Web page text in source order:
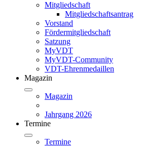
Mitgliedschaft
Mitgliedschaftsantrag
Vorstand
Fördermitgliedschaft
Satzung
MyVDT
MyVDT-Community
VDT-Ehrenmedaillen
Magazin
Magazin
Jahrgang 2026
Termine
Termine